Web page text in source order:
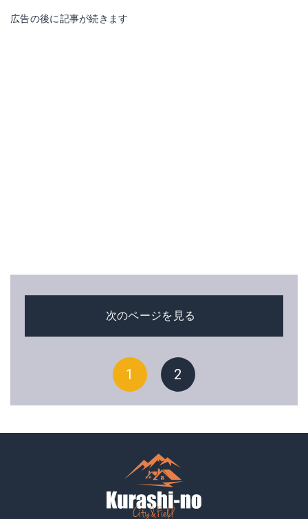
広告の後に記事が続きます
次のページを見る
1 2